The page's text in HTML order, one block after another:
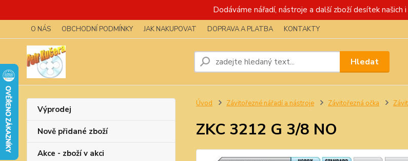
Dodáváme nářadí, nástroje a další zboží desítek našich i
O NÁS OBCHODNÍ PODMÍNKY JAK NAKUPOVAT DOPRAVA A PLATBA KONTAKTY
Hledat
Výprodej
Nově přidané zboží
Akce - zboží v akci
Úvod Závitořezné nářadí a nástroje Závitořezná očka
ZKC 3212 G 3/8 NO